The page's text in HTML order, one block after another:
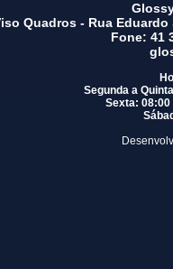
Quadros - Rua
Fone: 41
Segunda a
Sexta: